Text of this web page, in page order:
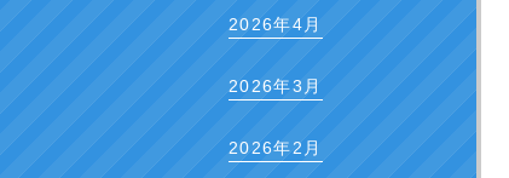
2026年4月
2026年3月
2026年2月